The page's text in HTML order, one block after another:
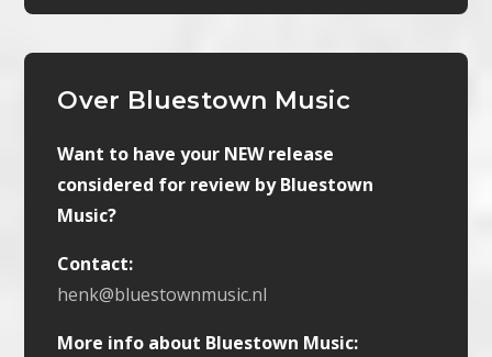
Over Bluestown Music
Want to have your NEW release
considered for review by Bluestown
Music?
Contact:
henk@bluestownmusic.nl
More info about Bluestown Music: